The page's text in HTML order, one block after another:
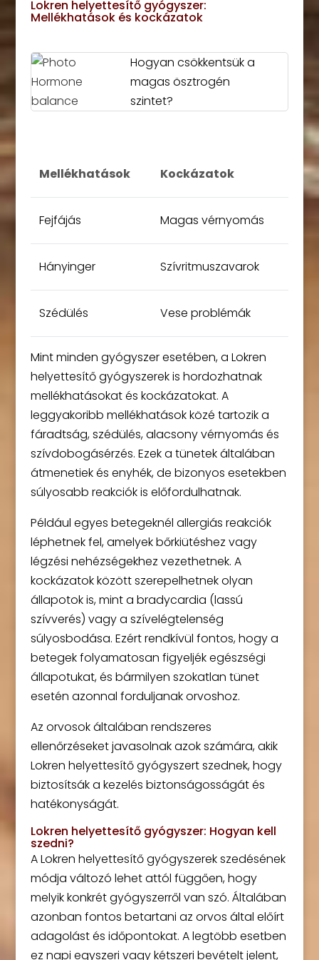
Lokren helyettesítő gyógyszer:
Mellékhatások és kockázatok
Hogyan csökkentsük a
magas ösztrogén
szintet?
Mellékhatások Kockázatok
Fejfájás Magas vérnyomás
Hányinger Szívritmuszavarok
Szédülés Vese problémák
Mint minden gyógyszer esetében, a Lokren
helyettesítő gyógyszerek is hordozhatnak
mellékhatásokat és kockázatokat. A
leggyakoribb mellékhatások közé tartozik a
fáradtság, szédülés, alacsony vérnyomás és
szívdobogásérzés. Ezek a tünetek általában
átmenetiek és enyhék, de bizonyos esetekben
súlyosabb reakciók is előfordulhatnak.
Például egyes betegeknél allergiás reakciók
léphetnek fel, amelyek bőrkiütéshez vagy
légzési nehézségekhez vezethetnek. A
kockázatok között szerepelhetnek olyan
állapotok is, mint a bradycardia (lassú
szívverés) vagy a szívelégtelenség
súlyosbodása. Ezért rendkívül fontos, hogy a
betegek folyamatosan figyeljék egészségi
állapotukat, és bármilyen szokatlan tünet
esetén azonnal forduljanak orvoshoz.
Az orvosok általában rendszeres
ellenőrzéseket javasolnak azok számára, akik
Lokren helyettesítő gyógyszert szednek, hogy
biztosítsák a kezelés biztonságosságát és
hatékonyságát.
Lokren helyettesítő gyógyszer: Hogyan kell
szedni?
A Lokren helyettesítő gyógyszerek szedésének
módja változó lehet attól függően, hogy
melyik konkrét gyógyszerről van szó. Általában
azonban fontos betartani az orvos által előírt
adagolást és időpontokat. A legtöbb esetben
ez napi egyszeri vagy kétszeri bevételt jelent,